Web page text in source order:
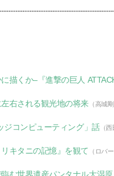
描くか–『進撃の巨人
右される観光地の将来 （高城
ジコンピューティング」話（西
キタニの記憶』を観て （ロバ